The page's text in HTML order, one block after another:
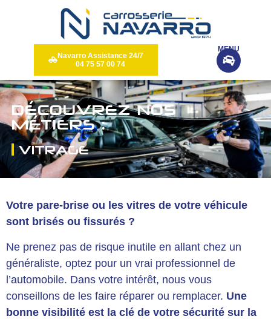
Panneau de gestion des cookies
Navarro Assistance 24/7
04 75 57 00 74
MENU
DÉCOUVREZ NOS
MÉTIERS :
VITRAGE
Votre pare-brise ou les vitres de votre véhicule
sont brisés ou fissurés ?
Ne prenez pas de risque inutile en allant chez un
généraliste, optez pour un vrai professionnel de
l’automobile. Dans votre intérêt, nous vous
conseillons de les faire réparer ou remplacer. Une
bonne visibilité est la clé de votre sécurité sur la